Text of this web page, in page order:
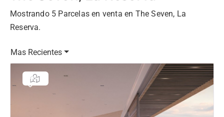
Mostrando 5 Parcelas en venta en The Seven, La
Reserva.
Mas Recientes